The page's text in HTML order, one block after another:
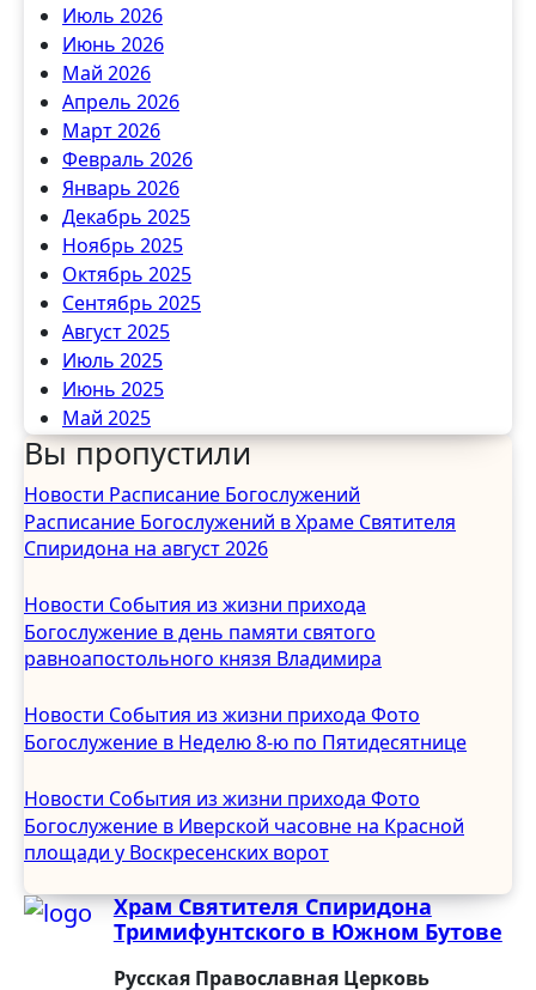
Июль 2026
Июнь 2026
Май 2026
Апрель 2026
Март 2026
Февраль 2026
Январь 2026
Декабрь 2025
Ноябрь 2025
Октябрь 2025
Сентябрь 2025
Август 2025
Июль 2025
Июнь 2025
Май 2025
Апрель 2025
Март 2025
Февраль 2025
Январь 2025
Декабрь 2024
Ноябрь 2024
Октябрь 2024
Сентябрь 2024
Август 2024
Июль 2024
Июнь 2024
Май 2024
Апрель 2024
Март 2024
Февраль 2024
Декабрь 2023
Ноябрь 2023
Вы пропустили
Новости Расписание Богослужений
Расписание Богослужений в Храме Святителя
Спиридона на август 2026
Новости События из жизни прихода
Богослужение в день памяти святого
равноапостольного князя Владимира
Новости События из жизни прихода Фото
Богослужение в Неделю 8-ю по Пятидесятнице
Новости События из жизни прихода Фото
Богослужение в Иверской часовне на Красной
площади у Воскресенских ворот
Храм Святителя Спиридона
Тримифунтского в Южном Бутове
Русская Православная Церковь